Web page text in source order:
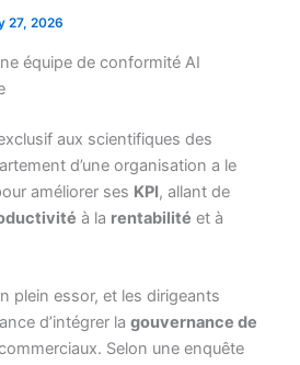
27, 2026
équipe de conformité AI
aux scientifiques des
d’une organisation a le
améliorer ses KPI, allant de
à la rentabilité et à
plein essor, et les dirigeants
d’intégrer lagouvernance de
Selon une enquête